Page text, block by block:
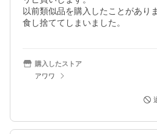
以前類似品を購入したことがあり
食し捨ててしまいました。
購入したストア
アワワ